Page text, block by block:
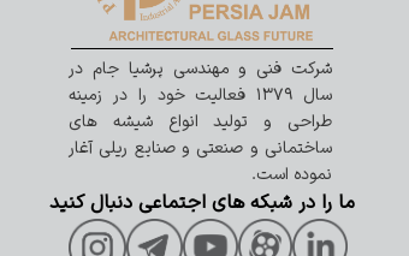
شرکت فنی و مهندسی پرشیا جام در
سال ۱۳۷۹ فعالیت خود را در زمینه
طراحی و تولید انواع شیشه های
ساختمانی و صنعتی و صنایع ریلی آغار
نموده است.
ما را در شبکه های اجتماعی دنبال کنید